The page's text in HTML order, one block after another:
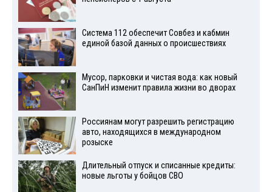
Система 112 обеспечит Совбез и кабмин
единой базой данных о происшествиях
Мусор, парковки и чистая вода: как новый
СанПиН изменит правила жизни во дворах
Россиянам могут разрешить регистрацию
авто, находящихся в международном
розыске
Длительный отпуск и списанные кредиты:
новые льготы у бойцов СВО